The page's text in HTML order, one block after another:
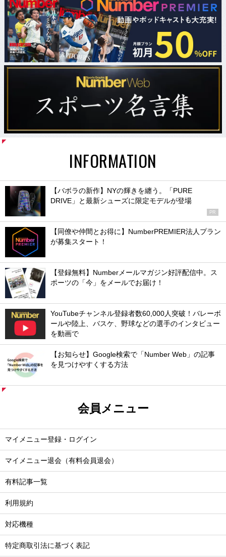
INFORMATION
【バボラの新作】NYの輝きを纏う。「PURE
DRIVE」と最新シューズに限定モデルが登場
PR
【同僚や仲間とお得に】NumberPREMIER法人プラン
が募集スタート！
【登録無料】Numberメールマガジン好評配信中。ス
ポーツの「今」をメールでお届け！
YouTubeチャンネル登録者数60,000人突破！バレーボ
ールや陸上、バスケ、野球などの選手のインタビュー
を動画で
【お知らせ】Google検索で「Number Web」の記事
を見つけやすくする方法
会員メニュー
マイメニュー登録・ログイン
マイメニュー退会（有料会員退会）
有料記事一覧
利用規約
対応機種
特定商取引法に基づく表記